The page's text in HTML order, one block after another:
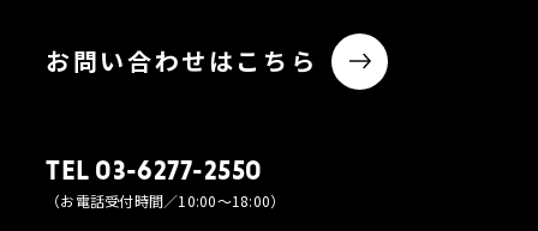
お問い合わせはこちら
TEL 03-6277-2550
（お電話受付時間／10:00〜18:00）